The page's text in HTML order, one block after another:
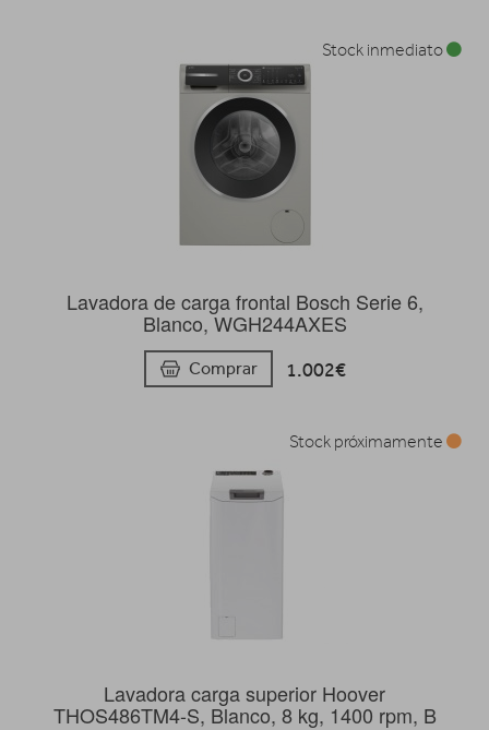
Lavadora de carga frontal Bosch Serie 6,
Blanco, WGH244AXES
Comprar 1.002€
Stock inmediato
Lavadora carga superior Hoover
THOS486TM4-S, Blanco, 8 kg, 1400 rpm, B
Stock próximamente